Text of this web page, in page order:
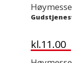
kl.11.00